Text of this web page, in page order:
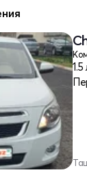
1.5